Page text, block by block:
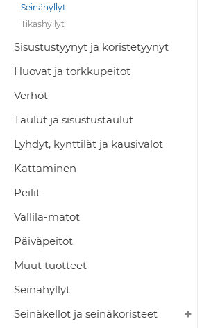
Seinähyllyt
Tikashyllyt
Sisustustyynyt ja koristetyynyt
Huovat ja torkkupeitot
Verhot
Taulut ja sisustustaulut
Lyhdyt, kynttilät ja kausivalot
Kattaminen
Peilit
Vallila-matot
Päiväpeitot
Muut tuotteet
Seinähyllyt
Seinäkellot ja seinäkoristeet